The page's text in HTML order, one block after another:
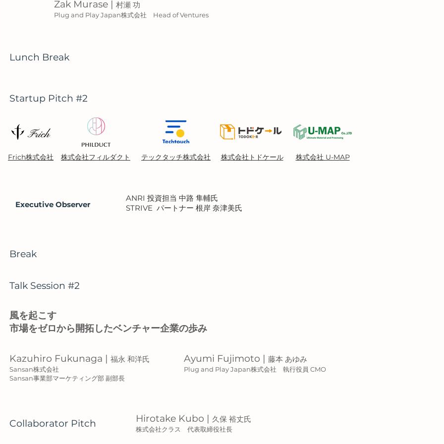
Break
Talk Session #2
Collaborator Pitch
Startup Pitch #2
Zak Murase | 村瀬 功
Plug and Play Japan株式会社 Head of Ventures
Lunch Break
Executive Observer
ANRI 投資担当 中路 隼輔氏
STRIVE パートナー 根岸 奈津美氏
Frich株式会社 株式会社フィルダクト 株式会社トドケール
テックタッチ株式会社 株式会社 U-MAP
風を起こす
市場をゼロから開拓したベンチャー企業の歩み
Kazuhiro Fukunaga | 福永 和洋氏
Sansan株式会社
Sansan事業部マーケティング部 副部長
Ayumi Fujimoto | 藤本 あゆみ
Plug and Play Japan株式会社 執行役員 CMO
Hirotake Kubo | 久保 裕丈氏
株式会社クラス 代表取締役社長